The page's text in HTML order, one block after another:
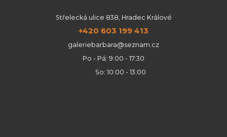
Střelecká ulice 838, Hradec Králové
+420 603 199 413
galeriebarbara@seznam.cz
Po - Pá: 9:00 - 17:30
So: 10:00 - 13:00